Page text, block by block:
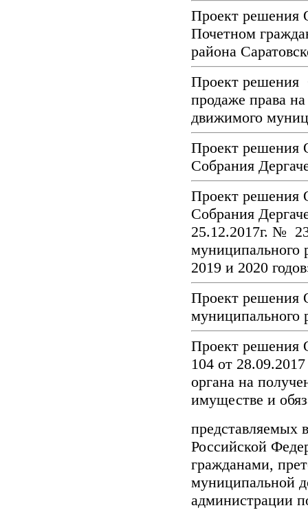
Проект решения
Почетном
района
Проект решения
продаже права
движимого
Проект решения
Собрания
Проект решения
Собрания
25.12.2017г. №
муниципального
2019 и 2020
Проект решения
муниципального
Проект решения
104 от
органа на
имуществе и
представляемых
Российской
гражданами,
муниципальной
администрации